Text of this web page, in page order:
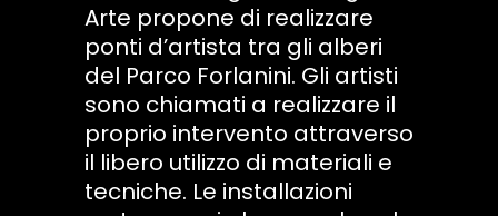
Arte propone di realizzare
ponti d’artista tra gli alberi
del Parco Forlanini. Gli artisti
sono chiamati a realizzare il
proprio intervento attraverso
il libero utilizzo di materiali e
tecniche. Le installazioni